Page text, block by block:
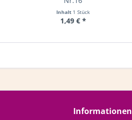
Inhalt 1 Stück
1,49 € *
Informationen